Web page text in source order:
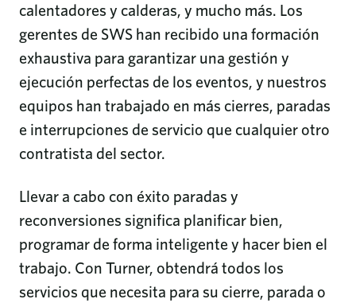
calentadores y calderas, y mucho más. Los
gerentes de SWS han recibido una formación
exhaustiva para garantizar una gestión y
ejecución perfectas de los eventos, y nuestros
equipos han trabajado en más cierres, paradas
e interrupciones de servicio que cualquier otro
contratista del sector.
Llevar a cabo con éxito paradas y
reconversiones significa planificar bien,
programar de forma inteligente y hacer bien el
trabajo. Con Turner, obtendrá todos los
servicios que necesita para su cierre, parada o